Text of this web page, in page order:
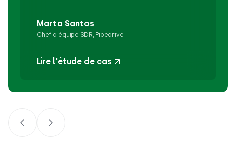
Marta Santos
Chef d'équipe SDR, Pipedrive
Lire l'étude de cas